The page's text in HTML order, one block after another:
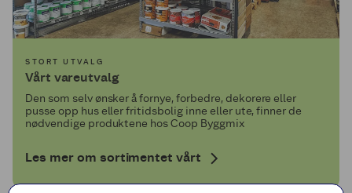
STORT UTVALG
Vårt vareutvalg
Den som selv ønsker å fornye, forbedre, dekorere eller
pusse opp hus eller fritidsbolig inne eller ute, finner de
nødvendige produktene hos Coop Byggmix
Les mer om sortimentet vårt